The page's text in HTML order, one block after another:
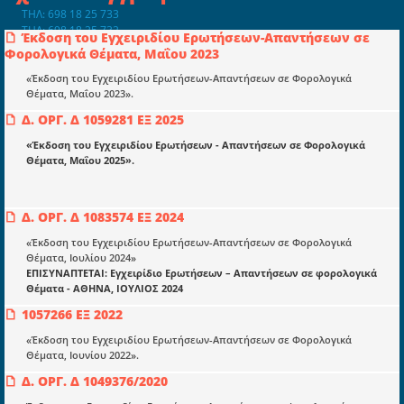
Έκδοση του Εγχειριδίου Ερωτήσεων-Απαντήσεων σε
Φορολογικά Θέματα, Μαΐου 2023
«Έκδοση του Εγχειριδίου Ερωτήσεων-Απαντήσεων σε Φορολογικά
Θέματα, Μαΐου 2023».
Δ. ΟΡΓ. Δ 1059281 ΕΞ 2025
«Έκδοση του Εγχειριδίου Ερωτήσεων - Απαντήσεων σε Φορολογικά
Θέματα, Μαΐου 2025».
Δ. ΟΡΓ. Δ 1083574 ΕΞ 2024
«Έκδοση του Εγχειριδίου Ερωτήσεων-Απαντήσεων σε Φορολογικά
Θέματα, Ιουλίου 2024»
ΕΠΙΣΥΝΑΠΤΕΤΑΙ: Εγχειρίδιο Ερωτήσεων – Απαντήσεων σε φορολογικά
Θέματα - ΑΘΗΝΑ, ΙΟΥΛΙΟΣ 2024
1057266 ΕΞ 2022
«Έκδοση του Εγχειριδίου Ερωτήσεων-Απαντήσεων σε Φορολογικά
Θέματα, Ιουνίου 2022».
Δ. ΟΡΓ. Δ 1049376/2020
ΤΗΛ: 698 18 25 733
ΤΗΛ: 698 18 25 732
mydocmangr@gmail.com
Docman.gr
Ποιοί είμαστε;
Μια πολυετής εθελοντική προσπάθεια που
μετατράπηκε σε επιχειρηματική οντότητα και φιλοδοξεί να συμβάλλει
Ενότητες
Οδηγοί εκκαθάρισης
Νόμοι και προεδρικά διατάγματα